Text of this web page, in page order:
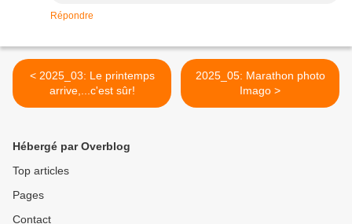
Répondre
< 2025_03: Le printemps
arrive,...c'est sûr!
2025_05: Marathon photo
Imago >
Hébergé par Overblog
Top articles
Pages
Contact